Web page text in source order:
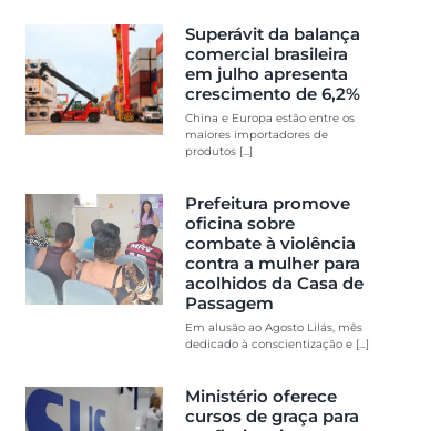
Superávit da balança
comercial brasileira
em julho apresenta
crescimento de 6,2%
China e Europa estão entre os
maiores importadores de
produtos [...]
Prefeitura promove
oficina sobre
combate à violência
contra a mulher para
acolhidos da Casa de
Passagem
Em alusão ao Agosto Lilás, mês
dedicado à conscientização e [...]
Ministério oferece
cursos de graça para